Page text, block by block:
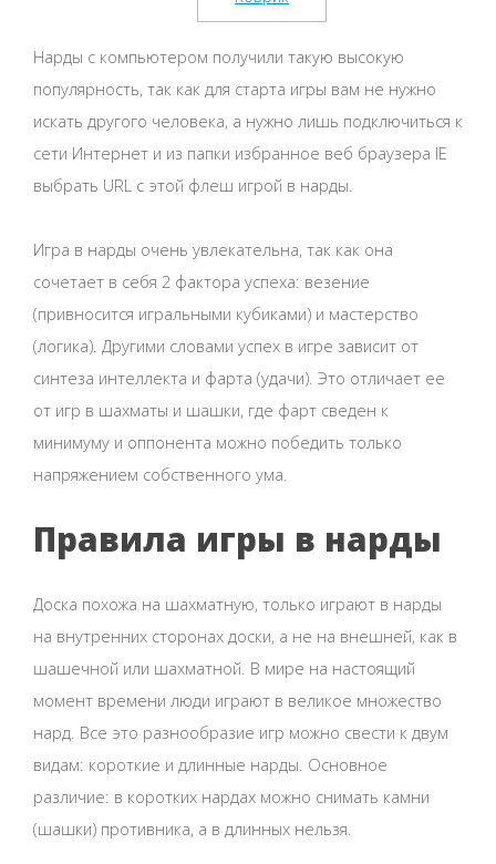
Нарды с компьютером получили такую высокую
популярность, так как для старта игры вам не нужно
искать другого человека, а нужно лишь подключиться к
сети Интернет и из папки избранное веб браузера IE
выбрать URL с этой флеш игрой в нарды.
Игра в нарды очень увлекательна, так как она
сочетает в себя 2 фактора успеха: везение
(привносится игральными кубиками) и мастерство
(логика). Другими словами успех в игре зависит от
синтеза интеллекта и фарта (удачи). Это отличает ее
от игр в шахматы и шашки, где фарт сведен к
минимуму и оппонента можно победить только
напряжением собственного ума.
Правила игры в нарды
Доска похожа на шахматную, только играют в нарды
на внутренних сторонах доски, а не на внешней, как в
шашечной или шахматной. В мире на настоящий
момент времени люди играют в великое множество
нард. Все это разнообразие игр можно свести к двум
видам: короткие и длинные нарды. Основное
различие: в коротких нардах можно снимать камни
(шашки) противника, а в длинных нельзя.